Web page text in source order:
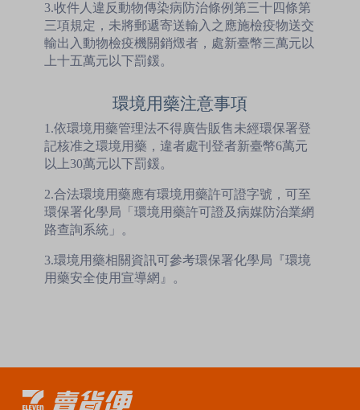
3.收件人違反動物傳染病防治條例第三十四條第
三項規定，未將郵遞寄送輸入之應施檢疫物送交
輸出入動物檢疫機關銷燬者，處新臺幣三萬元以
上十五萬元以下罰鍰。
環境用藥注意事項
1.依環境用藥管理法不得廣告販售未經環保署登
記核准之環境用藥，違者處刊登者新臺幣6萬元
以上30萬元以下罰鍰。
2.合法環境用藥應有環境用藥許可證字號，可至
環保署化學局「環境用藥許可證及病媒防治業網
路查詢系統」。
3.環境用藥相關資訊可參考環保署化學局『環境
用藥安全使用宣導網』。